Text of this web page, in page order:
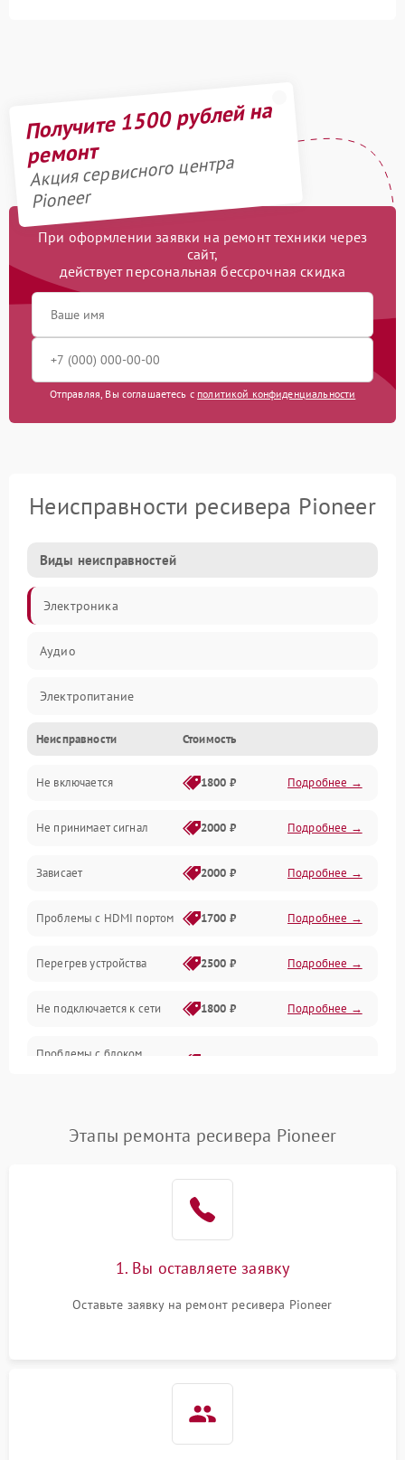
Получите 1500 рублей на
ремонт
Акция сервисного центра
Pioneer
При оформлении заявки на ремонт техники через
сайт,
действует персональная бессрочная скидка
Отправляя, Вы соглашаетесь с политикой конфиденциальности
Неисправности ресивера Pioneer
Виды неисправностей
Электроника
Аудио
Электропитание
Интерфейсы
Программное обеспечение
ПО
Оптика
Механические повреждения
Управление
Неисправности Стоимость
Не включается 1800 ₽ Подробнее →
Не принимает сигнал 2000 ₽ Подробнее →
Зависает 2000 ₽ Подробнее →
Проблемы с HDMI портом 1700 ₽ Подробнее →
Перегрев устройства 2500 ₽ Подробнее →
Не подключается к сети 1800 ₽ Подробнее →
Проблемы с блоком
Этапы ремонта ресивера Pioneer
1. Вы оставляете заявку
Оставьте заявку на ремонт ресивера Pioneer